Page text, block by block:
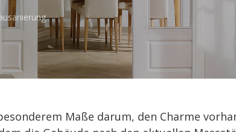
Maße darum, den Charme